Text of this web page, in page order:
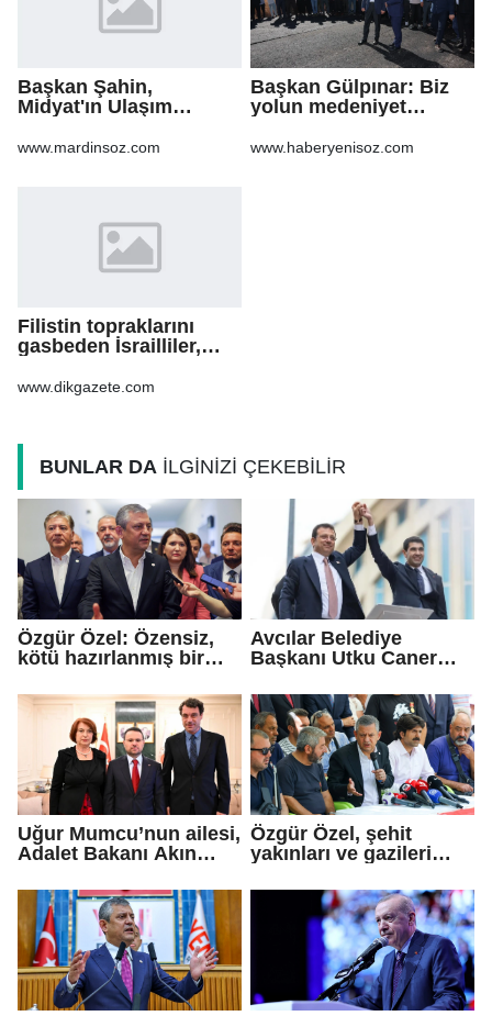
Başkan Şahin,
Midyat'ın Ulaşım
Taşıdı
www.mardinsoz.com
Başkan Gülpınar: Biz
yolun medeniyet
www.haberyenisoz.com
Filistin topraklarını
gasbeden İsrailliler,
Şeria’daki saldırılarını
www.dikgazete.com
BUNLAR DA İLGİNİZİ ÇEKEBİLİR
Özgür Özel: Özensiz,
kötü hazırlanmış bir
Avcılar Belediye
Başkanı Utku Caner
kararı
Uğur Mumcu’nun ailesi,
Adalet Bakanı Akın
Özgür Özel, şehit
yakınları ve gazileri